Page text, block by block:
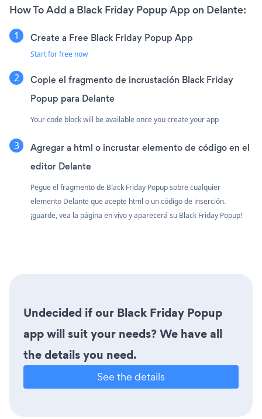
How To Add a Black Friday Popup App on Delante:
Create a Free Black Friday Popup App
Start for free now
Copie el fragmento de incrustación Black Friday
Popup para Delante
Your code block will be available once you create your app
Agregar a html o incrustar elemento de código en el
editor Delante
Pegue el fragmento de Black Friday Popup sobre cualquier
elemento Delante que acepte html o un código de inserción.
¡guarde, vea la página en vivo y aparecerá su Black Friday Popup!
Undecided if our Black Friday Popup
app will suit your needs? We have all
the details you need.
See the details